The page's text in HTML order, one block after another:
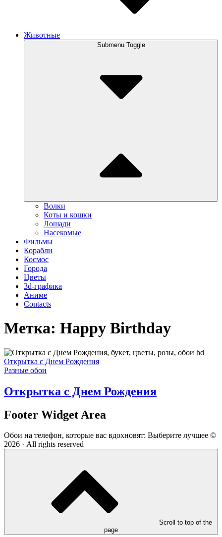
Животные
Submenu Toggle
Волки
Коты и кошки
Лошади
Насекомые
Фильмы
Корабли
Космос
Города
Цветы
3d-графика
Аниме
Contacts
Метка: Happy Birthday
Открытка с Днем Рождения
Разные обои
Открытка с Днем Рождения
Footer Widget Area
Обои на телефон, которые вас вдохновят: Выберите лучшее ©
2026 · All rights reserved
Scroll to top of the
page